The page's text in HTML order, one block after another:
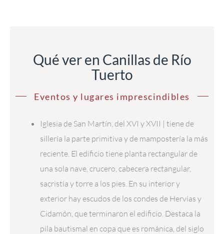
Qué ver en Canillas de Río
Tuerto
Eventos y lugares imprescindibles
Iglesia de San Martín, del XVI y XVII | tiene de
sillería la parte primitiva y de mampostería la más
reciente. El edificio tiene planta rectangular de
una sola nave, crucero, cabecera rectangular,
sacristía y torre a los pies. En su interior y
exterior hay escudos de los condes de Hervías y
Cidamón, que terminaron el edificio. Destaca la
pila bautismal en copa que es románica, del siglo